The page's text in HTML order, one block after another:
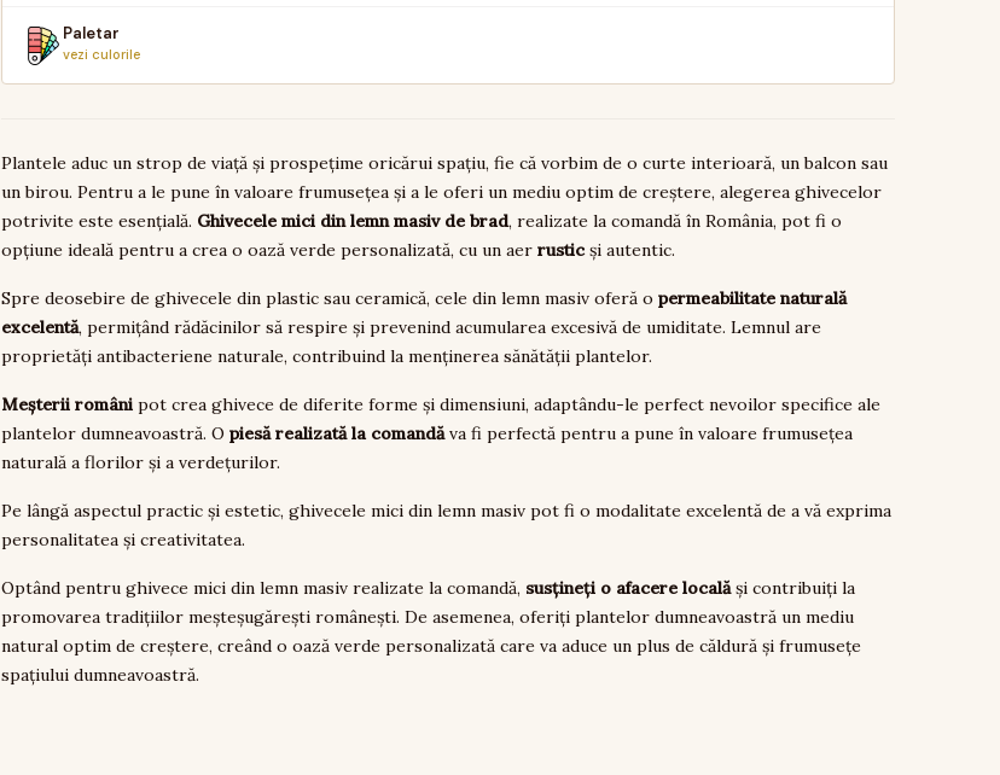
Paletar
vezi culorile
Plantele aduc un strop de viață și prospețime oricărui spațiu, fie că vorbim de o curte interioară, un balcon sau
un birou. Pentru a le pune în valoare frumusețea și a le oferi un mediu optim de creștere, alegerea ghivecelor
potrivite este esențială. Ghivecele mici din lemn masiv de brad, realizate la comandă în România, pot fi o
opțiune ideală pentru a crea o oază verde personalizată, cu un aer rusticși autentic.
Spre deosebire de ghivecele din plastic sau ceramică, cele din lemn masiv oferă o permeabilitate naturală
excelentă, permițând rădăcinilor să respire și prevenind acumularea excesivă de umiditate. Lemnul are
proprietăți antibacteriene naturale, contribuind la menținerea sănătății plantelor.
Meșterii români pot crea ghivece de diferite forme și dimensiuni, adaptându-le perfect nevoilor specifice ale
plantelor dumneavoastră. O piesă realizată la comandăva fi perfectă pentru a pune în valoare frumusețea
naturală a florilor și a verdețurilor.
Pe lângă aspectul practic și estetic, ghivecele mici din lemn masiv pot fi o modalitate excelentă de a vă exprima
personalitatea și creativitatea.
Optând pentru ghivece mici din lemn masiv realizate la comandă, susțineți o afacere localăși contribuiți la
promovarea tradițiilor meșteșugărești românești. De asemenea, oferiți plantelor dumneavoastră un mediu
natural optim de creștere, creând o oază verde personalizată care va aduce un plus de căldură și frumusețe
spațiului dumneavoastră.